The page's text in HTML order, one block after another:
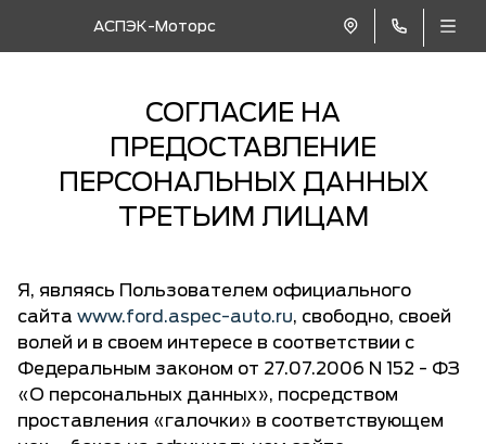
АСПЭК-Моторс
СОГЛАСИЕ НА
ПРЕДОСТАВЛЕНИЕ
ПЕРСОНАЛЬНЫХ ДАННЫХ
ТРЕТЬИМ ЛИЦАМ
Я, являясь Пользователем официального
сайта www.ford.aspec-auto.ru, свободно, своей
волей и в своем интересе в соответствии с
Федеральным законом от 27.07.2006 N 152 - ФЗ
«О персональных данных», посредством
проставления «галочки» в соответствующем